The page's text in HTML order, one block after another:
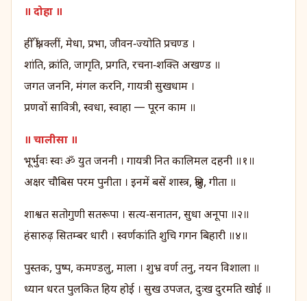
॥ दोहा ॥
हीं श्रीं, क्लीं, मेधा, प्रभा, जीवन‑ज्योति प्रचण्ड ।
शांति, क्रांति, जागृति, प्रगति, रचना‑शक्ति अखण्ड ॥
जगत जननि, मंगल करनि, गायत्री सुखधाम ।
प्रणवों सावित्री, स्वधा, स्वाहा — पूरन काम ॥
॥ चालीसा ॥
भूर्भुवः स्वः ॐ युत जननी । गायत्री नित कालिमल दहनी ॥१॥
अक्षर चौबिस परम पुनीता । इनमें बसें शास्त्र, श्रुति, गीता ॥
शाश्वत सतोगुणी सतरूपा । सत्य‑सनातन, सुधा अनूपा ॥२॥
हंसारुढ़ सितम्बर धारी । स्वर्णकांति शुचि गगन बिहारी ॥४॥
पुस्तक, पुष्प, कमण्डलु, माला । शुभ्र वर्ण तनु, नयन विशाला ॥
ध्यान धरत पुलकित हिय होई । सुख उपजत, दुःख दुरमति खोई ॥